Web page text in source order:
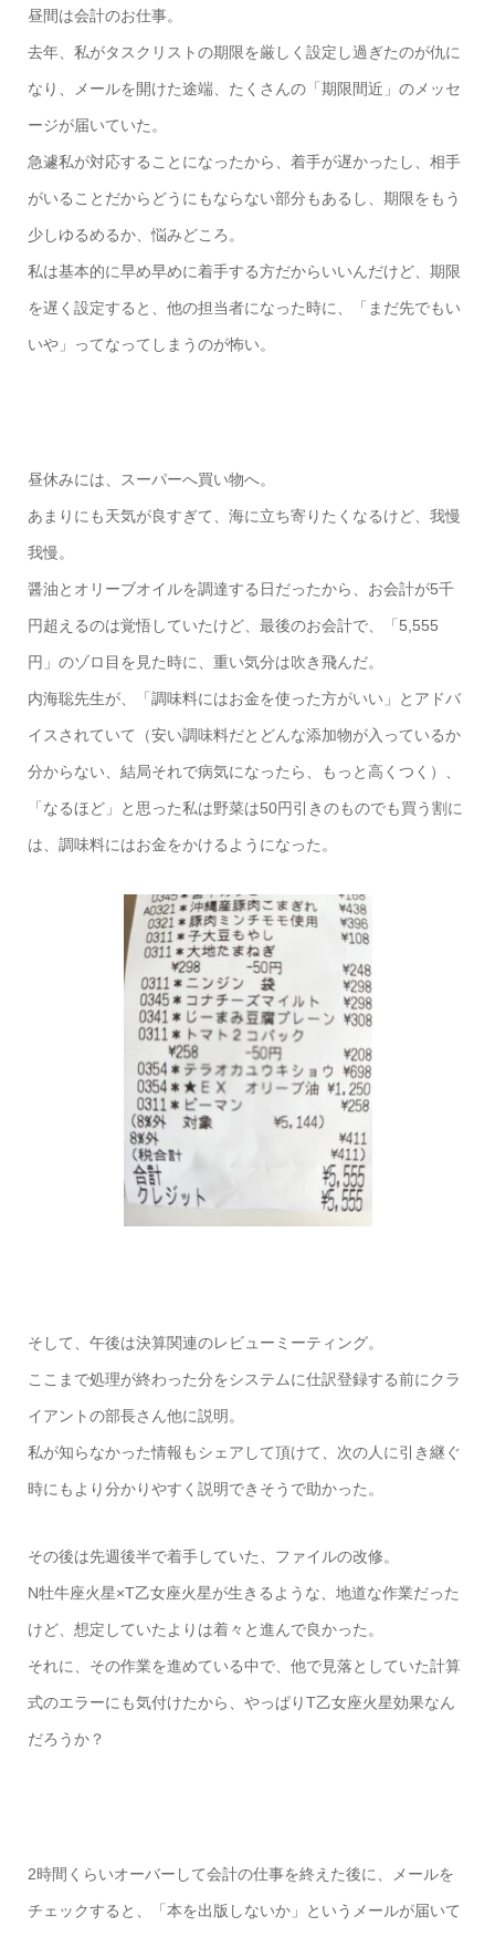
昼間は会計のお仕事。
去年、私がタスクリストの期限を厳しく設定し過ぎたのが仇に
なり、メールを開けた途端、たくさんの「期限間近」のメッセ
ージが届いていた。
急遽私が対応することになったから、着手が遅かったし、相手
がいることだからどうにもならない部分もあるし、期限をもう
少しゆるめるか、悩みどころ。
私は基本的に早め早めに着手する方だからいいんだけど、期限
を遅く設定すると、他の担当者になった時に、「まだ先でもい
いや」ってなってしまうのが怖い。
昼休みには、スーパーへ買い物へ。
あまりにも天気が良すぎて、海に立ち寄りたくなるけど、我慢
我慢。
醤油とオリーブオイルを調達する日だったから、お会計が5千
円超えるのは覚悟していたけど、最後のお会計で、「5,555
円」のゾロ目を見た時に、重い気分は吹き飛んだ。
内海聡先生が、「調味料にはお金を使った方がいい」とアドバ
イスされていて（安い調味料だとどんな添加物が入っているか
分からない、結局それで病気になったら、もっと高くつく）、
「なるほど」と思った私は野菜は50円引きのものでも買う割に
は、調味料にはお金をかけるようになった。
そして、午後は決算関連のレビューミーティング。
ここまで処理が終わった分をシステムに仕訳登録する前にクラ
イアントの部長さん他に説明。
私が知らなかった情報もシェアして頂けて、次の人に引き継ぐ
時にもより分かりやすく説明できそうで助かった。
その後は先週後半で着手していた、ファイルの改修。
N牡牛座火星×T乙女座火星が生きるような、地道な作業だった
けど、想定していたよりは着々と進んで良かった。
それに、その作業を進めている中で、他で見落としていた計算
式のエラーにも気付けたから、やっぱりT乙女座火星効果なん
だろうか？
2時間くらいオーバーして会計の仕事を終えた後に、メールを
チェックすると、「本を出版しないか」というメールが届いて